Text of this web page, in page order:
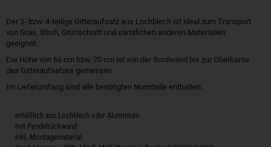
Der 3- bzw. 4-teilige Gitteraufsatz aus Lochblech ist ideal zum Transport
von Gras, Stroh, Grünschnitt und sämtlichen anderen Materialien
geeignet.
Die Höhe von 66 cm bzw. 70 cm ist von der Bordwand bis zur Oberkante
des Gitteraufsatzes gemessen.
Im Lieferumfang sind alle benötigten Normteile enthalten.
erhältlich aus Lochblech oder Aluminium
mit Pendelrückwand
inkl. Montagematerial